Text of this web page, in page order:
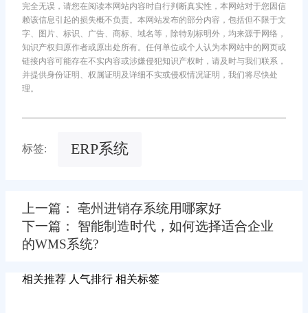
完全无误，请您在阅读本网站内容时自行判断真实性，本网站对于您因信
赖该信息引起的损失概不负责。本网站发布的部分内容，包括但不限于文
字、图片、标识、广告、商标、域名等，除特别标明外，均来源于网络，
知识产权归原作者或原出处所有。任何单位或个人认为本网站中的网页或
链接内容可能存在不实内容或涉嫌侵犯知识产权时，请及时与我们联系，
并提供身份证明、权属证明及详细不实或侵权情况证明，我们将尽快处
理。
标签: ERP系统
上一篇： 亳州进销存系统用哪家好
下一篇： 智能制造时代，如何选择适合企业
的WMS系统?
相关推荐 人气排行 相关标签